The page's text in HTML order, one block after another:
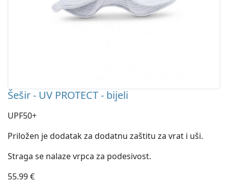
Šešir - UV PROTECT - bijeli
UPF50+
Priložen je dodatak za dodatnu zaštitu za vrat i uši.
Straga se nalaze vrpca za podesivost.
55.99 €